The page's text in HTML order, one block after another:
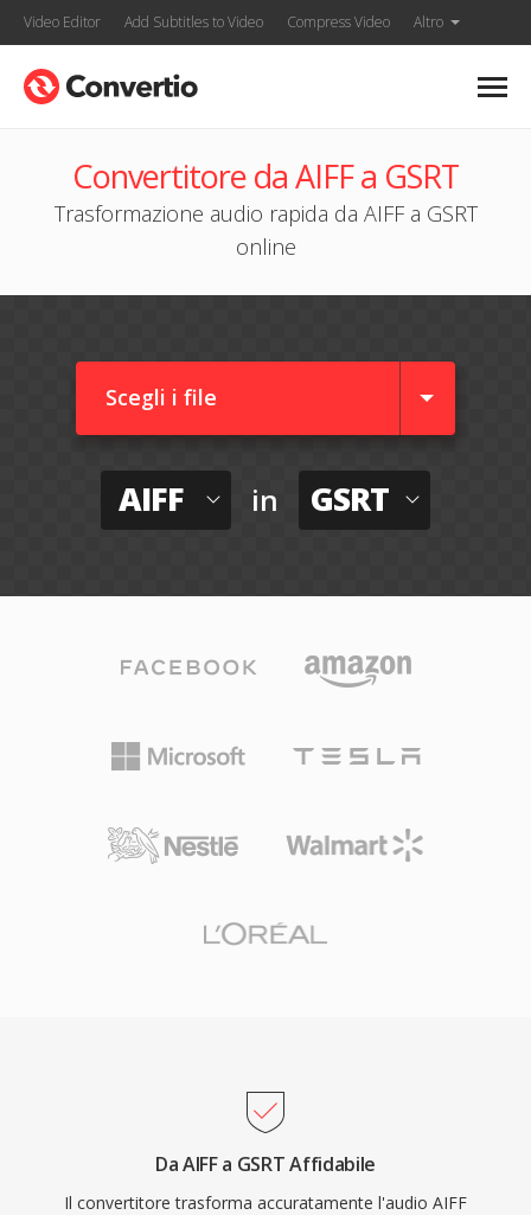
Video Editor Add Subtitles to Video Compress Video Altro
Convertitore da AIFF a GSRT
Trasformazione audio rapida da AIFF a GSRT
online
Scegli i file
AIFF in GSRT
Da AIFF a GSRT Affidabile
Il convertitore trasforma accuratamente l'audio AIFF